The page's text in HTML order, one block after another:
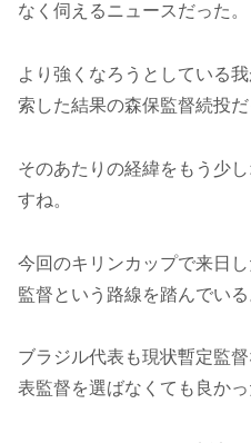
なく伺えるニュースだった。
より強くなろうとしている
索した結果の森保監督続投だ
そのあたりの経緯をもう少
すね。
今回のキリンカップで来日
監督という路線を踏んでいる
ブラジル代表も現状暫定監
表監督を選ばなくても良か